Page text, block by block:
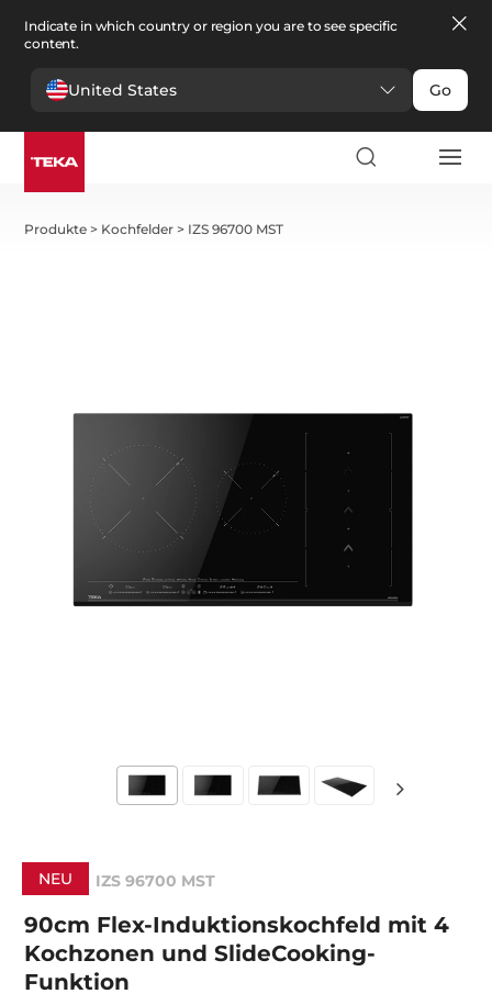
Indicate in which country or region you are to see specific
content.
United States Go
Produkte > Kochfelder > IZS 96700 MST
NEU IZS 96700 MST
90cm Flex-Induktionskochfeld mit 4
Kochzonen und SlideCooking-
Funktion